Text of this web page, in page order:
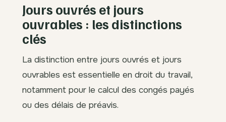
Jours ouvrés et jours
ouvrables : les distinctions
clés
La distinction entre jours ouvrés et jours
ouvrables est essentielle en droit du travail,
notamment pour le calcul des congés payés
ou des délais de préavis.